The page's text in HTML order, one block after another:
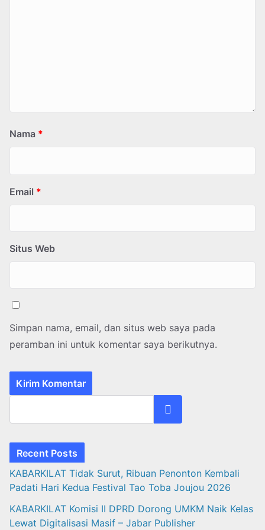
Nama *
Email *
Situs Web
Simpan nama, email, dan situs web saya pada
peramban ini untuk komentar saya berikutnya.
Cari
Recent Posts
KABARKILAT Tidak Surut, Ribuan Penonton Kembali
Padati Hari Kedua Festival Tao Toba Joujou 2026
KABARKILAT Komisi II DPRD Dorong UMKM Naik Kelas
Lewat Digitalisasi Masif – Jabar Publisher